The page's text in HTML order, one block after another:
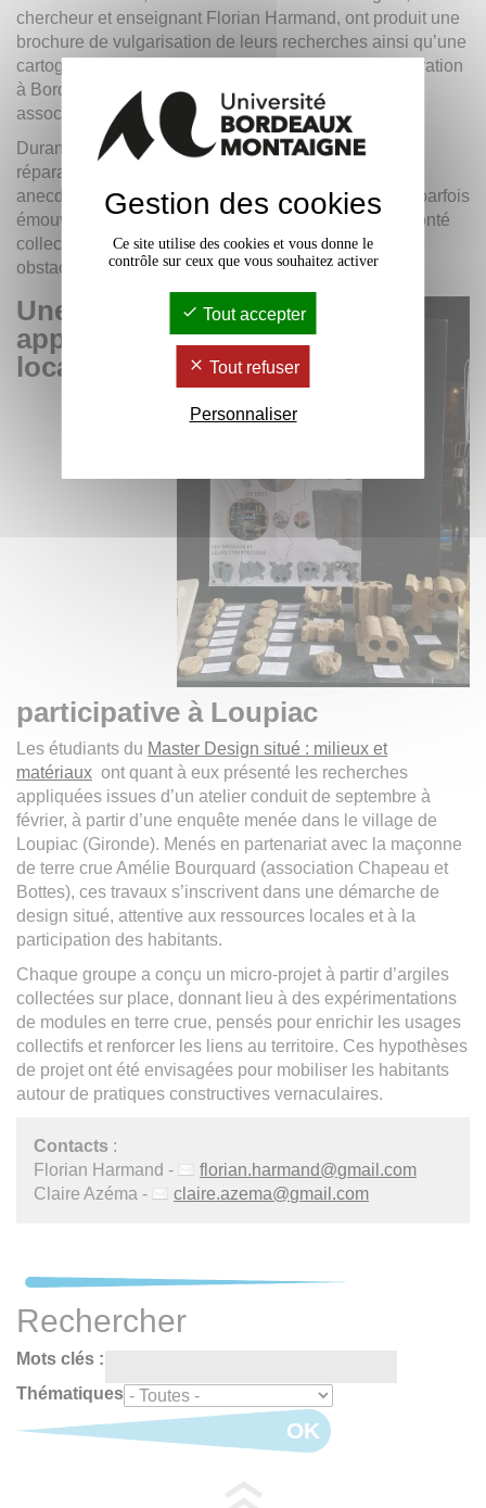
chercheur et enseignant Florian Harmand, ont produit une
brochure de vulgarisation de leurs recherches ainsi qu’une
cartographie (non exhaustive) des acteurs de la réparation
à Bordeaux : réparateur·ices, tiers-lieux, ateliers
associatifs, etc.
Durant l’événement, des retours d’expérience d’auto-
réparation ont été recueillis auprès du public. Des
anecdotes variées, souvent intéressantes, drôles, et parfois
émouvantes, ont été partagées, témoignant de la volonté
collective de réparer les objets, tout en soulignant les
obstacles que l’industrie peut poser.
Une
approche
locale et
participative à Loupiac
Les étudiants du Master Design situé : milieux et
matériaux ont quant à eux présenté les recherches
appliquées issues d’un atelier conduit de septembre à
février, à partir d’une enquête menée dans le village de
Loupiac (Gironde). Menés en partenariat avec la maçonne
de terre crue Amélie Bourquard (association Chapeau et
Bottes), ces travaux s’inscrivent dans une démarche de
design situé, attentive aux ressources locales et à la
participation des habitants.
Chaque groupe a conçu un micro-projet à partir d’argiles
collectées sur place, donnant lieu à des expérimentations
de modules en terre crue, pensés pour enrichir les usages
collectifs et renforcer les liens au territoire. Ces hypothèses
de projet ont été envisagées pour mobiliser les habitants
autour de pratiques constructives vernaculaires.
Contacts :
Florian Harmand -
florian.harmand@gmail.com
Claire Azéma -
claire.azema@gmail.com
Rechercher
Mots clés :
Thématiques
OK
Gestion des cookies
Ce site utilise des cookies et vous donne le
contrôle sur ceux que vous souhaitez activer
Tout accepter
Tout refuser
Personnaliser